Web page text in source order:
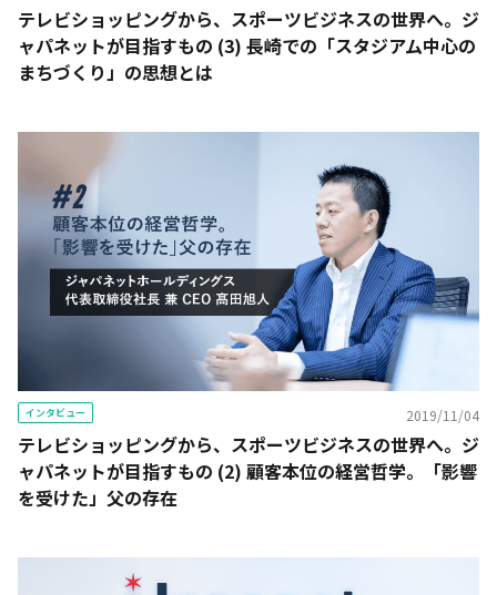
テレビショッピングから、スポーツビジネスの世界へ。ジ
ャパネットが目指すもの (3) 長崎での「スタジアム中心の
まちづくり」の思想とは
インタビュー 2019/11/04
テレビショッピングから、スポーツビジネスの世界へ。ジ
ャパネットが目指すもの (2) 顧客本位の経営哲学。「影響
を受けた」父の存在